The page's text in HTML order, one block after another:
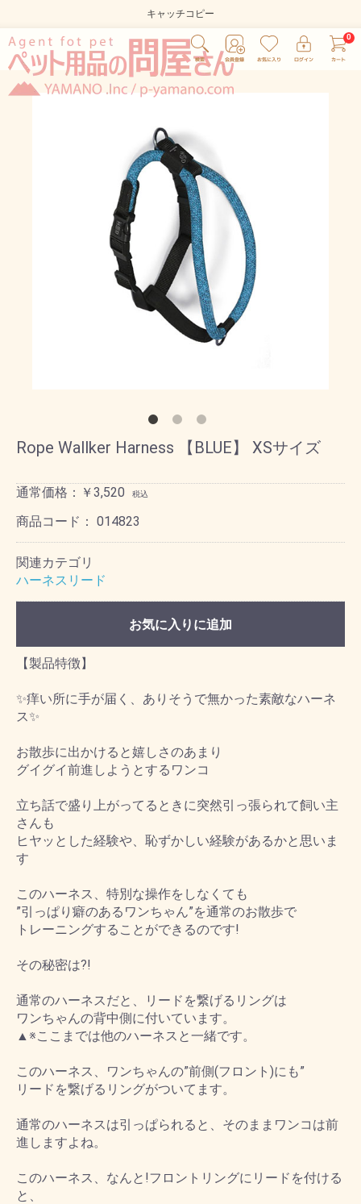
キャッチコピー
Rope Wallker Harness 【BLUE】 XSサイズ
通常価格：￥3,520 税込
商品コード： 014823
関連カテゴリ
ハーネスリード
お気に入りに追加
【製品特徴】
✨痒い所に手が届く、ありそうで無かった素敵なハーネ
ス✨
お散歩に出かけると嬉しさのあまり
グイグイ前進しようとするワンコ
立ち話で盛り上がってるときに突然引っ張られて飼い主
さんも
ヒヤッとした経験や、恥ずかしい経験があるかと思いま
す
このハーネス、特別な操作をしなくても
”引っぱり癖のあるワンちゃん”を通常のお散歩で
トレーニングすることができるのです!
その秘密は?!
通常のハーネスだと、リードを繋げるリングは
ワンちゃんの背中側に付いています。
▲※ここまでは他のハーネスと一緒です。
このハーネス、ワンちゃんの”前側(フロント)にも”
リードを繋げるリングがついてます。
通常のハーネスは引っぱられると、そのままワンコは前
進しますよね。
このハーネス、なんと!フロントリングにリードを付ける
と、